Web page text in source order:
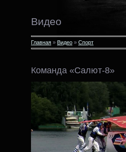
Видео
Главная » Видео » Спорт
Команда «Салют-8»